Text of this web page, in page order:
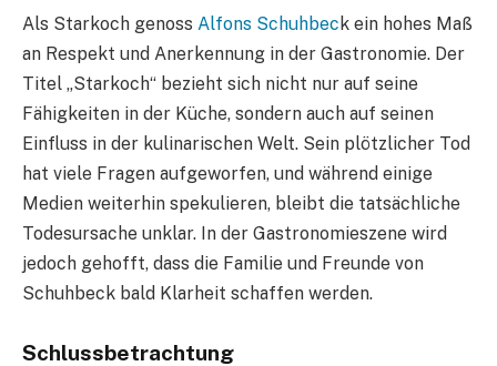
Als Starkoch genoss Alfons Schuhbec k ein hohes Maß
an Respekt und Anerkennung in der Gastronomie. Der
Titel „Starkoch“ bezieht sich nicht nur auf seine
Fähigkeiten in der Küche, sondern auch auf seinen
Einfluss in der kulinarischen Welt. Sein plötzlicher Tod
hat viele Fragen aufgeworfen, und während einige
Medien weiterhin spekulieren, bleibt die tatsächliche
Todesursache unklar. In der Gastronomieszene wird
jedoch gehofft, dass die Familie und Freunde von
Schuhbeck bald Klarheit schaffen werden.
Schlussbetrachtung